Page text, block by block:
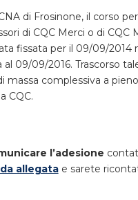
di Frosinone, il corso
di CQC Merci o di
fissata per il 09/09/
09/09/2016. Trascorso
massa complessiva a
CQC.
l’adesione
allegatae sarete